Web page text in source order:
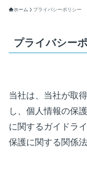
ホーム プライバシーポリシー
プライバシー
当社は、当社が取
し、個人情報の保
に関するガイドラ
保護に関する関係